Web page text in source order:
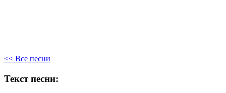
<< Все песни
Текст песни: